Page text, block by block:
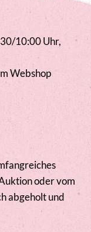
10:00 Uhr,
Webshop
oder vom
abgeholt und